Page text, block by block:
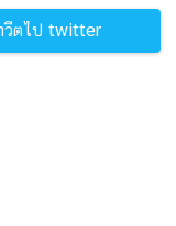
วีตไป twitter